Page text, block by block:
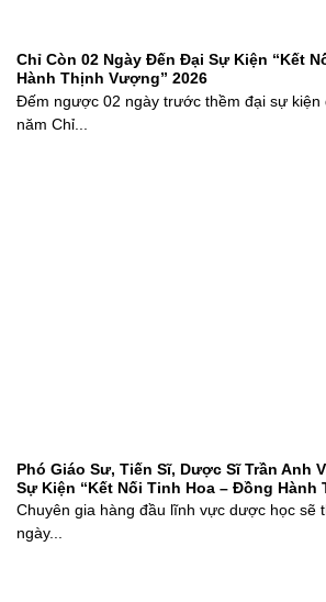
Chỉ Còn 02 Ngày Đến Đại Sự Kiện “Kết
Hành Thịnh Vượng” 2026
Đếm ngược 02 ngày trước thềm đại sự
năm Chỉ...
Phó Giáo Sư, Tiến Sĩ, Dược Sĩ Trần Anh
Sự Kiện “Kết Nối Tinh Hoa – Đồng Hành
Chuyên gia hàng đầu lĩnh vực dược học sẽ
ngày...